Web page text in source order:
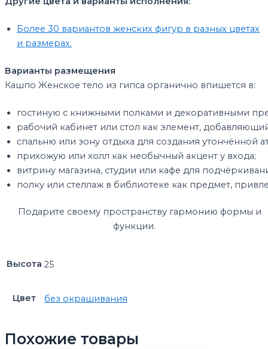
Более 30 вариантов женских фигур в разных цветах
и размерах.
Варианты размещения
Кашпо Женское тело из гипса органично впишется в:
гостиную с книжными полками и декоративными
рабочий кабинет или стол как элемент,
спальню или зону отдыха для создания утончённой
прихожую или холл как необычный акцент у входа;
витрину магазина, студии или кафе для
полку или стеллаж в библиотеке как предмет,
Подарите своемупространству гармонию формы и
функции.
Высота 25
Цвет без окрашивания
Похожие товары